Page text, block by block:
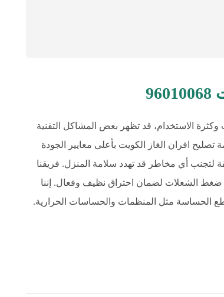
الاستخدام، قد تظهر بعض المشاكل التقنية
افران الغاز الكويت بأعلى معايير الجودة
لتجنب أي مخاطر قد تهدد سلامة المنزل. فريقنا
ضغط الشعلات لضمان احتراق نظيف وفعال. إننا
الحساسة مثل المنظمات والحساسات الحرارية.